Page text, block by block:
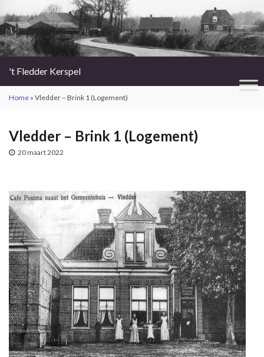
't Fledder Kerspel
Home » Vledder – Brink 1 (Logement)
Vledder – Brink 1 (Logement)
20 maart 2022